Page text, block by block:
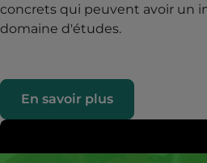
concrets qui peuvent avoir un
domaine d'études.
En savoir plus